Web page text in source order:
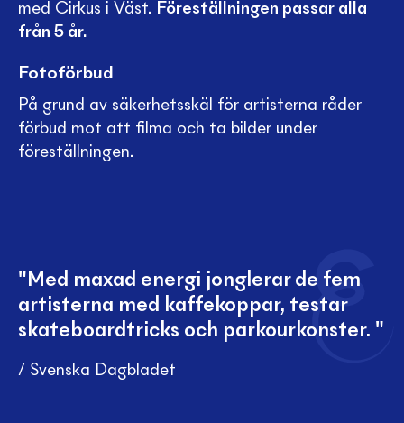
med Cirkus i Väst. Föreställningen passar alla
från 5 år.
Fotoförbud
På grund av säkerhetsskäl för artisterna råder
förbud mot att filma och ta bilder under
föreställningen.
"Med maxad energi jonglerar de fem
artisterna med kaffekoppar, testar
skateboardtricks och parkourkonster. "
/ Svenska Dagbladet